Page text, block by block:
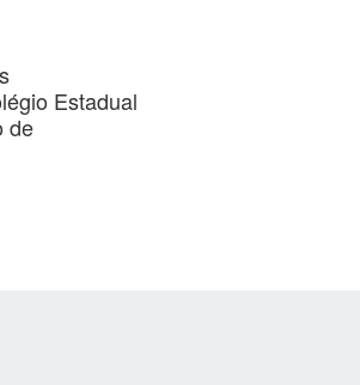
Estadual
de